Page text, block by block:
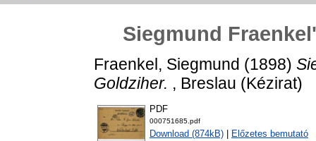
Siegmund
Fraenkel, Siegmund (1898)
Goldziher. , Breslau (Kézirat)
PDF
000751685.pdf
Download (874kB) Előzetes bemutató